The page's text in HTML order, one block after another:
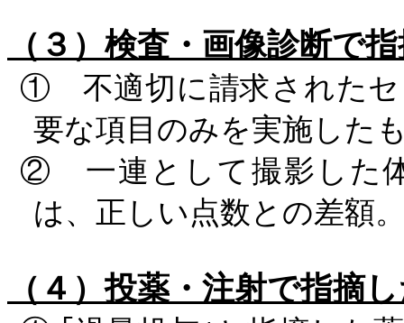
（３）検査・画像診断
① 不適切に請求されたセ
要な項目のみを実施した
② 一連として撮影した
は、正しい点数との差額
（４）投薬・注射で指